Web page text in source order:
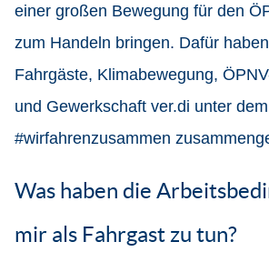
einer großen Bewegung für den
zum Handeln bringen. Dafür
Fahrgäste, Klimabewegung,
und Gewerkschaft ver.di unter
#wirfahrenzusammen
Was haben die
mir als Fahrgast zu tun?